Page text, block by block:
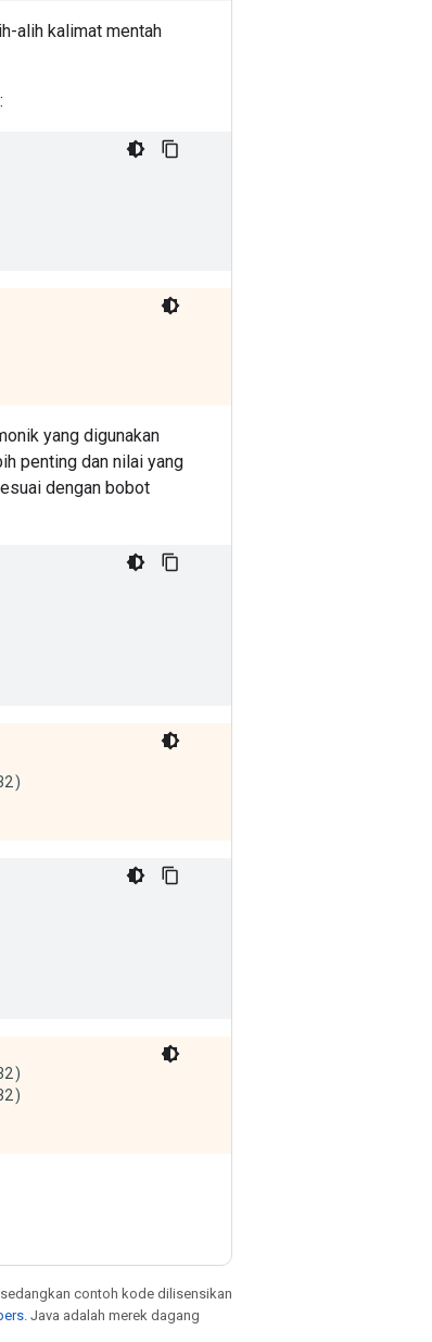
alih kalimat mentah
yang digunakan
penting dan nilai yang
dengan bobot
, sedangkan contoh kode dilisensikan
. Java adalah merek dagang